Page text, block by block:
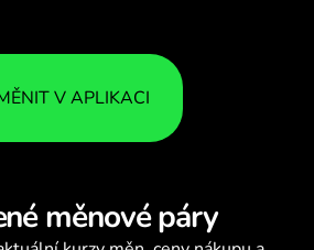
V APLIKACI
měnové páry